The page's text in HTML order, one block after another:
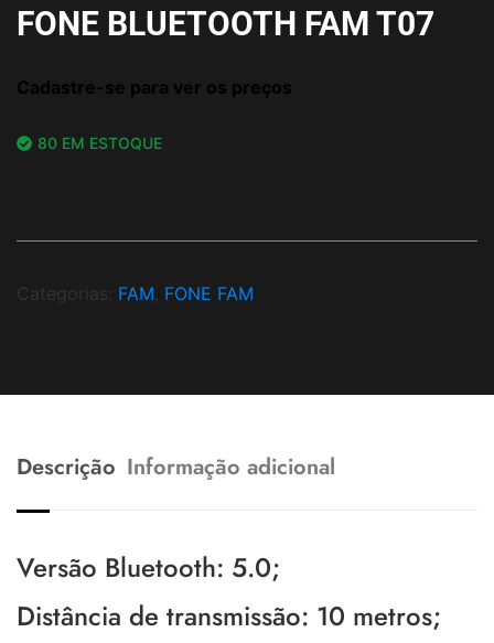
FONE BLUETOOTH FAM T07
Cadastre-se para ver os preços
80 EM ESTOQUE
Categorias: FAM FONE FAM
Descrição Informação adicional
Versão Bluetooth: 5.0;
Distância de transmissão: 10 metros;